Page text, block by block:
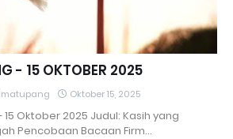
- 15 OKTOBER 2025
Oktober 15, 2025
Oktober 2025 Judul: Kasih yang
Pencobaan Bacaan Firm…